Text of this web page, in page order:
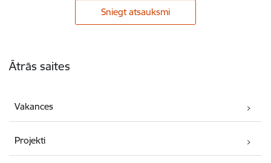
Sniegt atsauksmi
Ātrās saites
Vakances
Projekti